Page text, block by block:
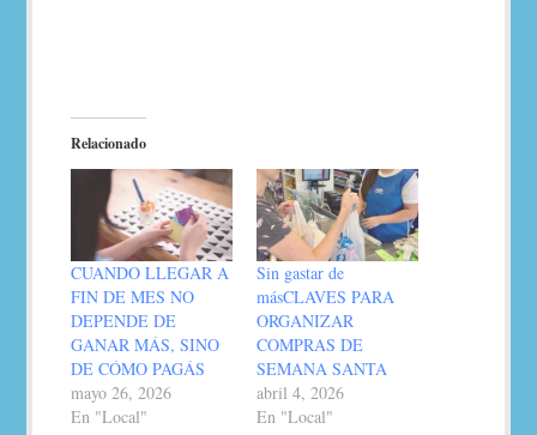
Relacionado
CUANDO LLEGAR A
FIN DE MES NO
DEPENDE DE
GANAR MÁS, SINO
DE CÓMO PAGÁS
mayo 26, 2026
En "Local"
Sin gastar de
másCLAVES PARA
ORGANIZAR
COMPRAS DE
SEMANA SANTA
abril 4, 2026
En "Local"